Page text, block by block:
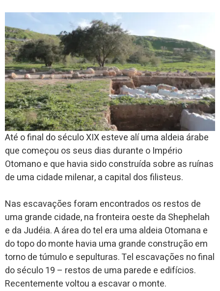
Até o final do século XIX esteve alí uma aldeia árabe
que começou os seus dias durante o Império
Otomano e que havia sido construída sobre as ruínas
de uma cidade milenar, a capital dos filisteus.
Nas escavações foram encontrados os restos de
uma grande cidade, na fronteira oeste da Shephelah
e da Judéia. A área do tel era uma aldeia Otomana e
do topo do monte havia uma grande construção em
torno de túmulo e sepulturas. Tel escavações no final
do século 19 – restos de uma parede e edifícios.
Recentemente voltou a escavar o monte.